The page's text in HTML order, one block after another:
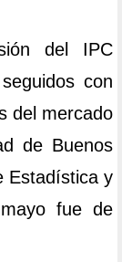
del IPC
con
del mercado
de Buenos
Estadística y
fue de